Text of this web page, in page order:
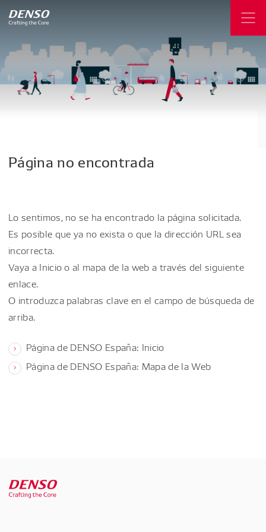
Página no encontrada
Lo sentimos, no se ha encontrado la página solicitada.
Es posible que ya no exista o que la dirección URL sea
incorrecta.
Vaya a Inicio o al mapa de la web a través del siguiente
enlace.
O introduzca palabras clave en el campo de búsqueda de
arriba.
Página de DENSO España: Inicio
Página de DENSO España: Mapa de la Web